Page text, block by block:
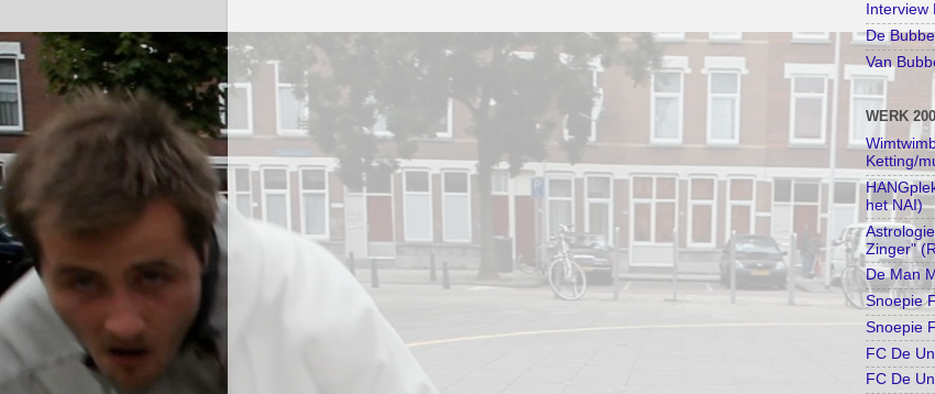
De
Van
WERK
Ketting/
het NAI)
Zinger"
De Man
Snoepie
Snoepie
FC De
FC De